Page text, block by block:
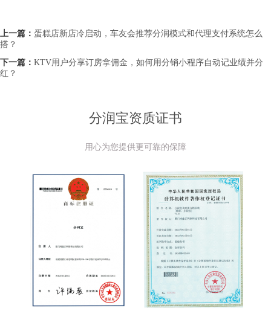
上一篇： 蛋糕店新店冷启动，车友会推荐分润模式和代理支付系统怎么
搭？
下一篇： KTV用户分享订房拿佣金，如何用分销小程序自动记业绩并分
红？
分润宝资质证书
用心为您提供更可靠的保障